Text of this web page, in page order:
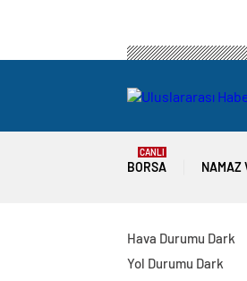
BORSA
CANLI
NAMAZ
Hava Durumu Dark
Yol Durumu Dark